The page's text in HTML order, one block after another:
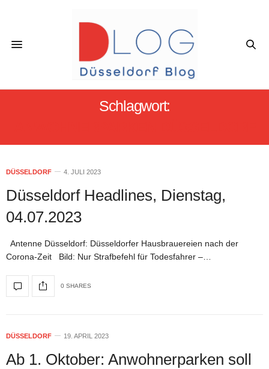
Schlagwort:
DÜSSELDORF 4. JULI 2023
Düsseldorf Headlines, Dienstag,
04.07.2023
Antenne Düsseldorf: Düsseldorfer Hausbrauereien nach der
Corona-Zeit Bild: Nur Strafbefehl für Todesfahrer –…
0 SHARES
DÜSSELDORF 19. APRIL 2023
Ab 1. Oktober: Anwohnerparken soll